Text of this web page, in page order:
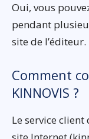
Oui, vous
pendant
site de l’éditeur.
Comment
KINNOVIS ?
Le service